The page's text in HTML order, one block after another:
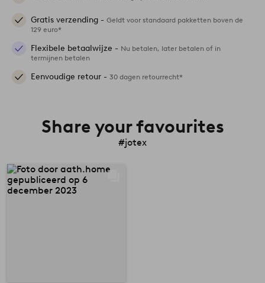
Gratis verzending - Geldt voor standaard pakketten boven de
129 euro*
Flexibele betaalwijze - Nu betalen, later betalen of in
termijnen betalen
Eenvoudige retour - 30 dagen retourrecht*
Share your favourites
#jotex